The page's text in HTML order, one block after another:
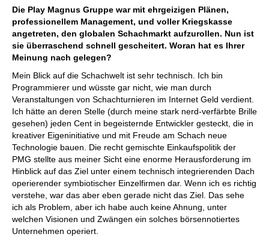
Die Play Magnus Gruppe war mit ehrgeizigen Plänen,
professionellem Management, und voller Kriegskasse
angetreten, den globalen Schachmarkt aufzurollen. Nun ist
sie überraschend schnell gescheitert. Woran hat es Ihrer
Meinung nach gelegen?
Mein Blick auf die Schachwelt ist sehr technisch. Ich bin
Programmierer und wüsste gar nicht, wie man durch
Veranstaltungen von Schachturnieren im Internet Geld verdient.
Ich hätte an deren Stelle (durch meine stark nerd-verfärbte Brille
gesehen) jeden Cent in begeisternde Entwickler gesteckt, die in
kreativer Eigeninitiative und mit Freude am Schach neue
Technologie bauen. Die recht gemischte Einkaufspolitik der
PMG stellte aus meiner Sicht eine enorme Herausforderung im
Hinblick auf das Ziel unter einem technisch integrierenden Dach
operierender symbiotischer Einzelfirmen dar. Wenn ich es richtig
verstehe, war das aber eben gerade nicht das Ziel. Das sehe
ich als Problem, aber ich habe auch keine Ahnung, unter
welchen Visionen und Zwängen ein solches börsennotiertes
Unternehmen operiert.